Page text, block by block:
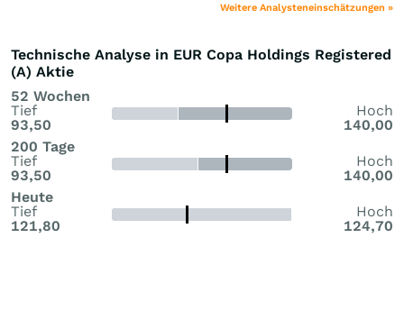
Weitere Analysteneinschätzungen »
Technische Analyse in EUR Copa Holdings Registered
(A) Aktie
52 Wochen
Tief
93,50
Hoch
140,00
200 Tage
Tief
93,50
Hoch
140,00
Heute
Tief
121,80
Hoch
124,70